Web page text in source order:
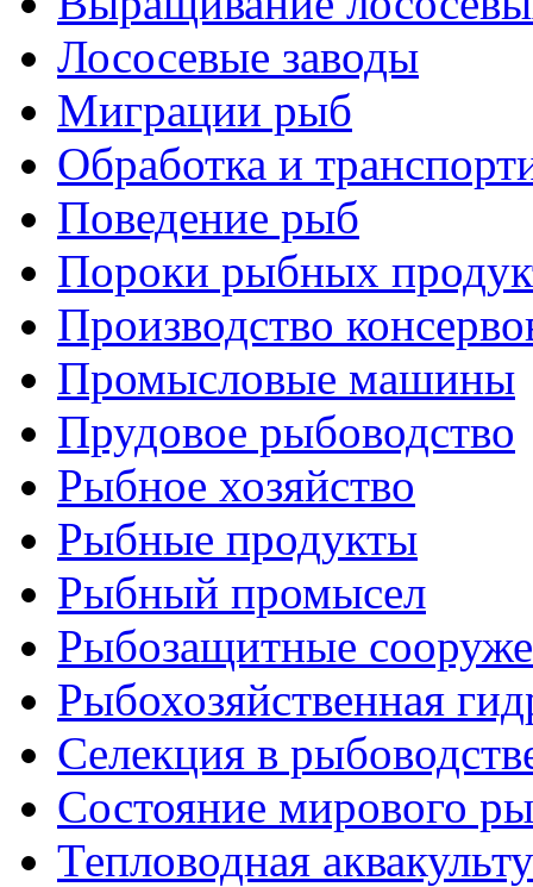
Лососевые заводы
Миграции рыб
Обработка и
Поведение рыб
Пороки рыбных
Производство
Промысловые машины
Прудовое рыбоводство
Рыбное хозяйство
Рыбные продукты
Рыбный промысел
Рыбозащитные
Рыбохозяйственная
Селекция в
Состояние мирового
Тепловодная